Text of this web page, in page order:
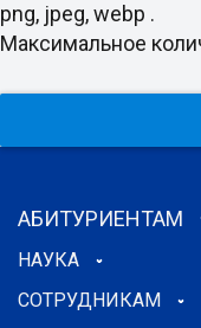
png, jpeg, webp .
Максимальное
АБИТУРИЕНТАМ
НАУКА
СОТРУДНИКАМ